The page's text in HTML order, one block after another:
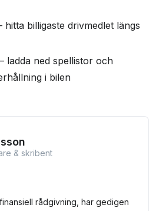
hitta billigaste drivmedlet längs
ladda ned spellistor och
i bilen
& skribent
rådgivning, har gedigen